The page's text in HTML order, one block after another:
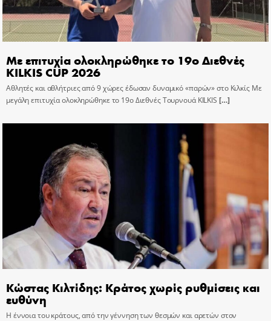
Με επιτυχία ολοκληρώθηκε το 19ο Διεθνές
KILKIS CUP 2026
Αθλητές και αθλήτριες από 9 χώρες έδωσαν δυναμικό «παρών» στο Κιλκίς Με
μεγάλη επιτυχία ολοκληρώθηκε το 19ο Διεθνές Τουρνουά KILKIS […]
Κώστας Κιλτίδης: Κράτος χωρίς ρυθμίσεις και
ευθύνη
Η έννοια του κράτους, από την γέννηση των θεσμών και αρετών στον